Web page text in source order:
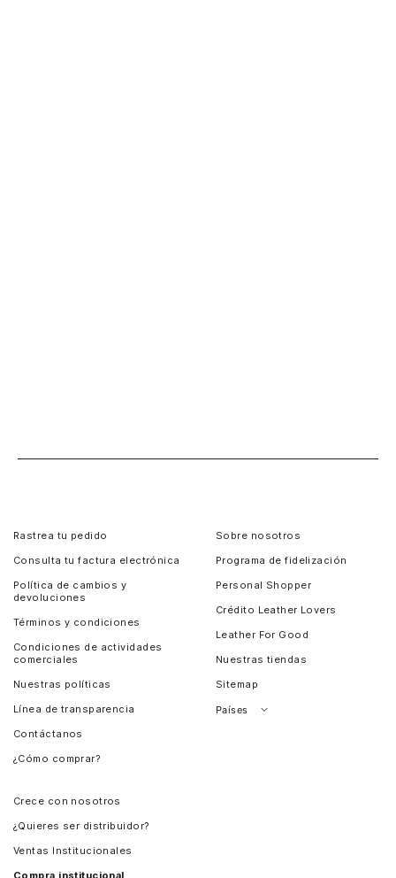
Rastrea tu pedido
Consulta tu factura electrónica
Política de cambios y
devoluciones
Términos y condiciones
Condiciones de actividades
comerciales
Nuestras políticas
Línea de transparencia
Contáctanos
¿Cómo comprar?
Sobre nosotros
Programa de fidelización
Personal Shopper
Crédito Leather Lovers
Leather For Good
Nuestras tiendas
Sitemap
Países
Crece con nosotros
¿Quieres ser distribuidor?
Ventas Institucionales
Compra institucional